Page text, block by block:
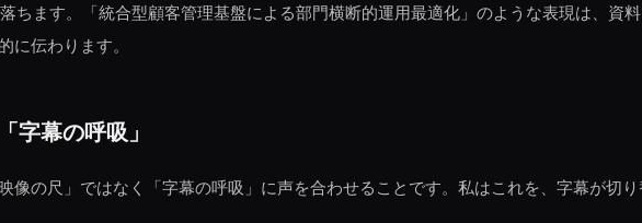
ちます。「統合型顧客管理基盤による部門横断的運用最適化」のような表現は、資
に伝わります。
字幕の呼吸」
像の尺」ではなく「字幕の呼吸」に声を合わせることです。私はこれを、字幕が切